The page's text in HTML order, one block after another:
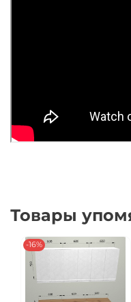
Товары
-16%